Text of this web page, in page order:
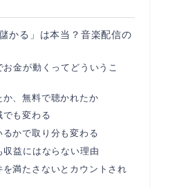
かる」は本当？音楽配信の
お金が動くってどういうこ
、無料で聴かれたか
も変わる
かで取り分も変わる
収益にはならない理由
満たさないとカウントされ